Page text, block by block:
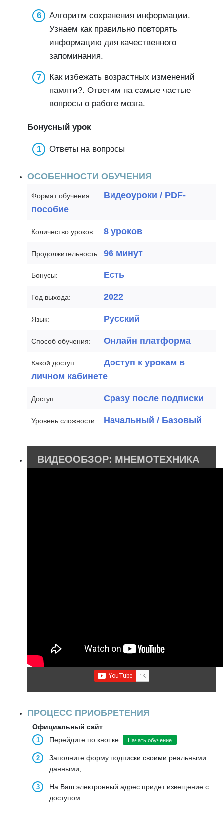
Алгоритм сохранения информации.
Узнаем как правильно повторять
информацию для качественного
запоминания.
Как избежать возрастных изменений
памяти?. Ответим на самые частые
вопросы о работе мозга.
Бонусный урок
Ответы на вопросы
ОСОБЕННОСТИ ОБУЧЕНИЯ
Формат обучения:
Видеоуроки / PDF-
пособие
Количество уроков: 8 уроков
Продолжительность: 96 минут
Бонусы: Есть
Год выхода: 2022
Язык: Русский
Способ обучения: Онлайн платформа
Какой доступ:
Доступ к урокам в
личном кабинете
Доступ: Сразу после подписки
Уровень сложности: Начальный / Базовый
ВИДЕООБЗОР: МНЕМОТЕХНИКА
ПРОЦЕСС ПРИОБРЕТЕНИЯ
Официальный сайт
Перейдите по кнопке:
Начать обучение
Заполните форму подписки своими реальными
данными;
На Ваш электронный адрес придет извещение с
доступом.